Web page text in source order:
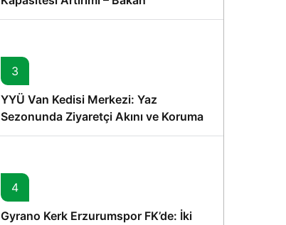
Memişoğlu’nun Ziyareti
3
YYÜ Van Kedisi Merkezi: Yaz
Sezonunda Ziyaretçi Akını ve Koruma
Vurgusu
4
Gyrano Kerk Erzurumspor FK’de: İki